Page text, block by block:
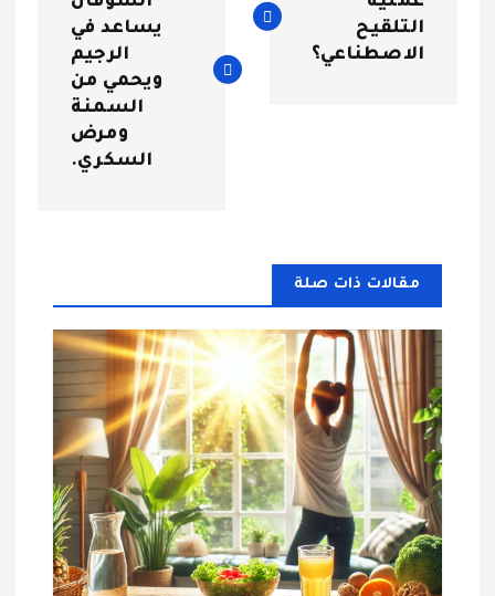
ص
ق
ا
ا
ت
التلقيح
الاصطناعي؟
يساعد في
الرجيم
ويحمي من
السمنة
ومرض
السكري.
مقالات ذات صلة